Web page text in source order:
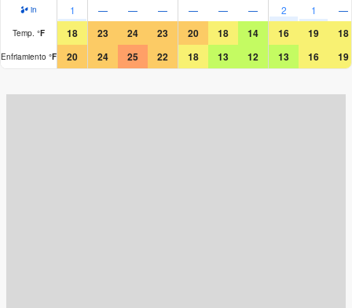
in 1 — — — — — — 2 1 —
Temp. °F 18 23 24 23 20 18 14 16 19 18
Enfriamiento °F 20 24 25 22 18 13 12 13 16 19